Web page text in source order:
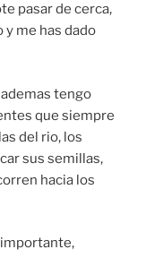
pasar de cerca,
y me has dado
tengo
que siempre
del rio, los
sus semillas,
hacia los